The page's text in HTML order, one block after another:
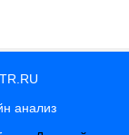
анализ